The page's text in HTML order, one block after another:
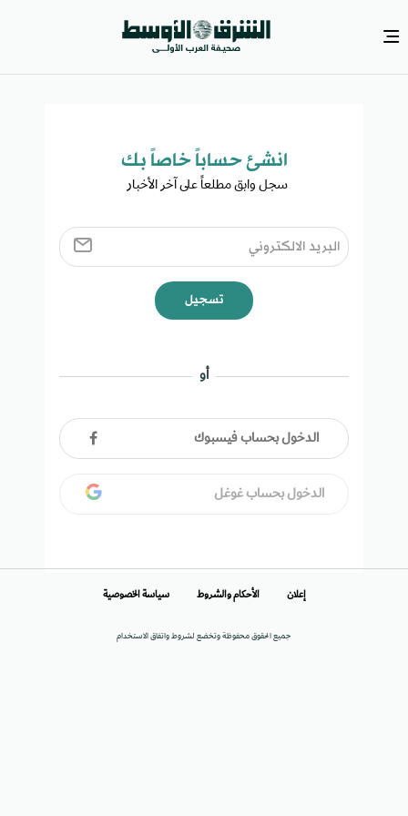
انشئ حساباً خاصاً بك​
سجل وابق مطلعاً على آخر الأخبار ​
تسجيل
أو
الدخول بحساب فيسبوك
الدخول بحساب غوغل
جميع الحقوق محفوظة وتخضع لشروط واتفاق الاستخدام
إعلان الأحكام والشروط سياسة الخصوصية